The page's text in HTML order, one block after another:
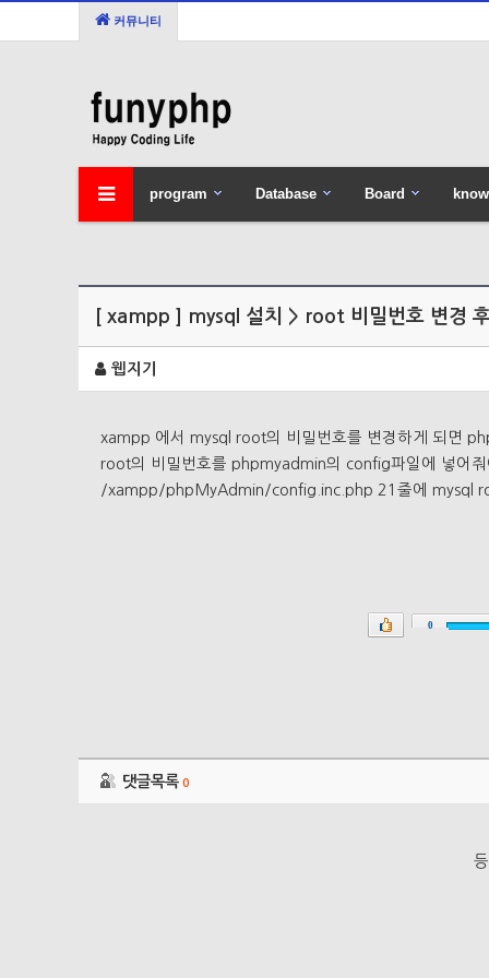
커뮤니티
program Database Board
[ xampp ] mysql 설치 > root 비밀번호 변경
웹지기
xampp 에서 mysql root의 비밀번호를 변경하게 되면
root의 비밀번호를 phpmyadmin의 config파일에 넣어줘
/xampp/phpMyAdmin/config.inc.php 21줄에 mysql
0
댓글목록 0